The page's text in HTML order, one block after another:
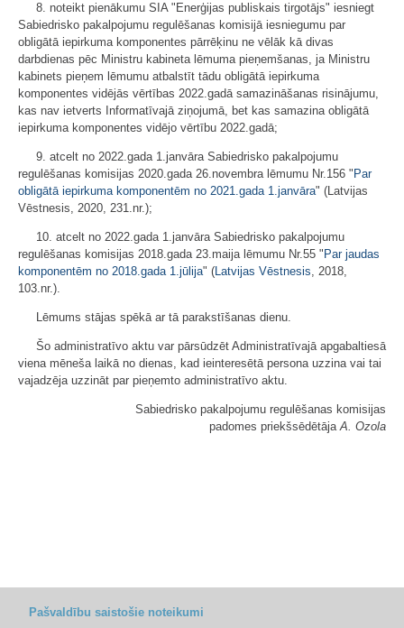
8. noteikt pienākumu SIA "Enerģijas publiskais tirgotājs" iesniegt
Sabiedrisko pakalpojumu regulēšanas komisijā iesniegumu par
obligātā iepirkuma komponentes pārrēķinu ne vēlāk kā divas
darbdienas pēc Ministru kabineta lēmuma pieņemšanas, ja Ministru
kabinets pieņem lēmumu atbalstīt tādu obligātā iepirkuma
komponentes vidējās vērtības 2022.gadā samazināšanas risinājumu,
kas nav ietverts Informatīvajā ziņojumā, bet kas samazina obligātā
iepirkuma komponentes vidējo vērtību 2022.gadā;
9. atcelt no 2022.gada 1.janvāra Sabiedrisko pakalpojumu
regulēšanas komisijas 2020.gada 26.novembra lēmumu Nr.156 " Par
obligātā iepirkuma komponentēm no 2021.gada 1.janvāra" (Latvijas
Vēstnesis, 2020, 231.nr.);
10. atcelt no 2022.gada 1.janvāra Sabiedrisko pakalpojumu
regulēšanas komisijas 2018.gada 23.maija lēmumu Nr.55 " Par jaudas
komponentēm no 2018.gada 1.jūlija" (Latvijas Vēstnesis, 2018,
103.nr.).
Lēmums stājas spēkā ar tā parakstīšanas dienu.
Šo administratīvo aktu var pārsūdzēt Administratīvajā apgabaltiesā
viena mēneša laikā no dienas, kad ieinteresētā persona uzzina vai tai
vajadzēja uzzināt par pieņemto administratīvo aktu.
Sabiedrisko pakalpojumu regulēšanas komisijas
padomes priekšsēdētājaA. Ozola
Pašvaldību saistošie noteikumi